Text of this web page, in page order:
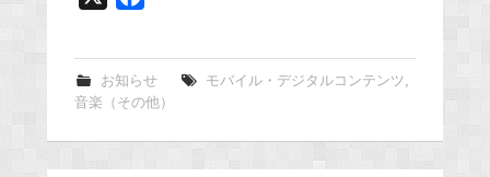
e
b
o
o
お知らせ モバイル・デジタルコンテンツ,
音楽（その他）